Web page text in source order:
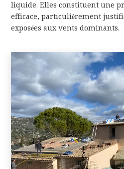
liquide. Elles constituent une
efficace, particulièrement
exposées aux vents dominants.